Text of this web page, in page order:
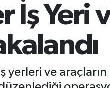
İş Yeri
ve